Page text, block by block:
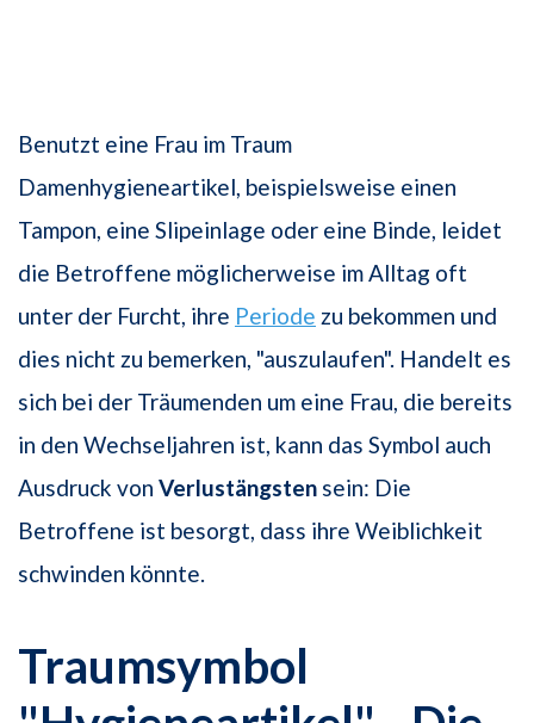
Benutzt eine Frau im Traum
Damenhygieneartikel, beispielsweise einen
Tampon, eine Slipeinlage oder eine Binde, leidet
die Betroffene möglicherweise im Alltag oft
unter der Furcht, ihre Periode zu bekommen und
dies nicht zu bemerken, "auszulaufen". Handelt es
sich bei der Träumenden um eine Frau, die bereits
in den Wechseljahren ist, kann das Symbol auch
Ausdruck von Verlustängsten sein: Die
Betroffene ist besorgt, dass ihre Weiblichkeit
schwinden könnte.
Traumsymbol